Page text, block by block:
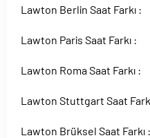
Lawton Berlin Saat Farkı :
Lawton Paris Saat Farkı :
Lawton Roma Saat Farkı :
Lawton Stuttgart Saat
Lawton Brüksel Saat Farkı :